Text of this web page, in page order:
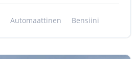
Automaattinen Bensiini